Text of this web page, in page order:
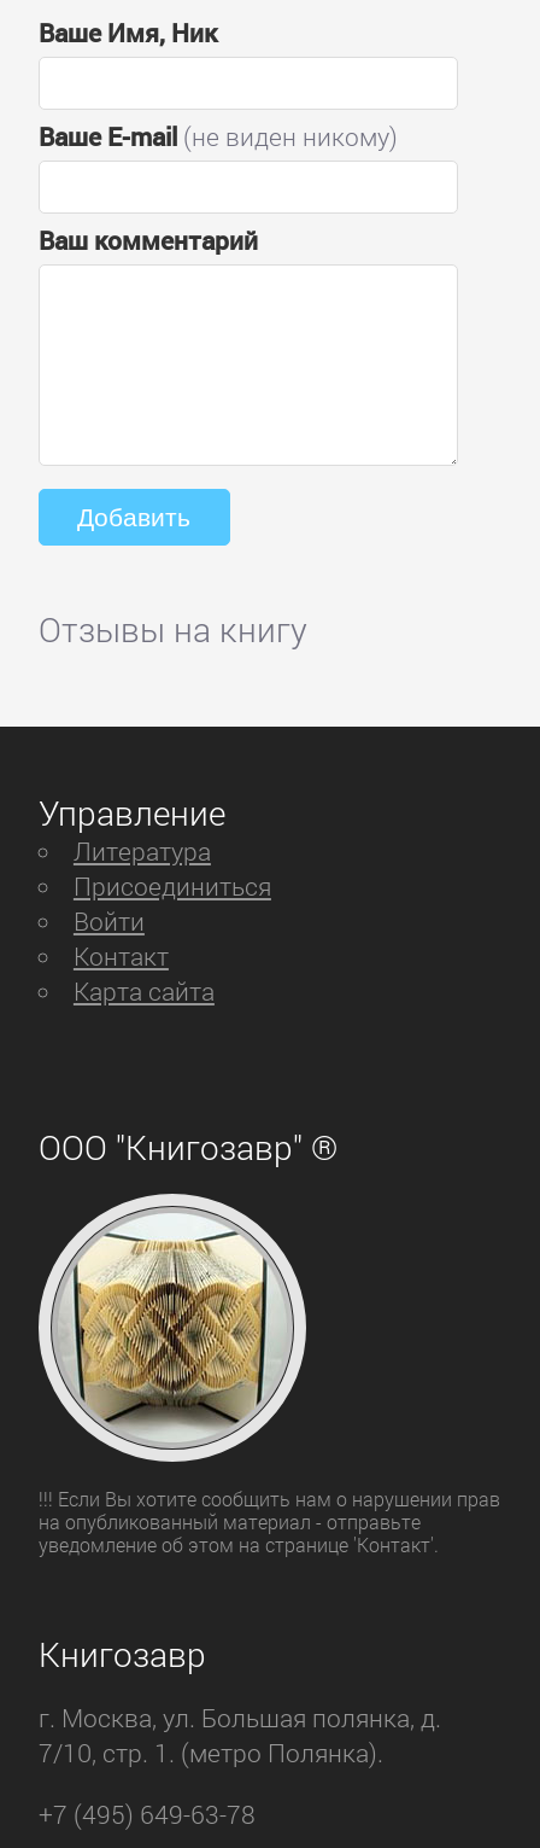
Ваше Имя, Ник
Ваше E-mail(не виден никому)
Ваш комментарий
Отзывы на книгу
Управление
Литература
Присоединиться
Войти
Контакт
Карта сайта
ООО "Книгозавр" ®
!!! Если Вы хотите сообщить нам о нарушении прав
на опубликованный материал - отправьте
уведомление об этом на странице 'Контакт'.
Книгозавр
г. Москва, ул. Большая полянка, д.
7/10, стр. 1. (метро Полянка).
+7 (495) 649-63-78